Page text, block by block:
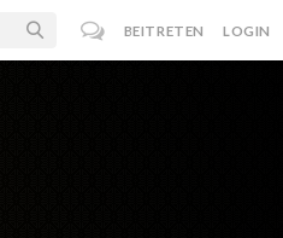
BEITRETEN LOGIN